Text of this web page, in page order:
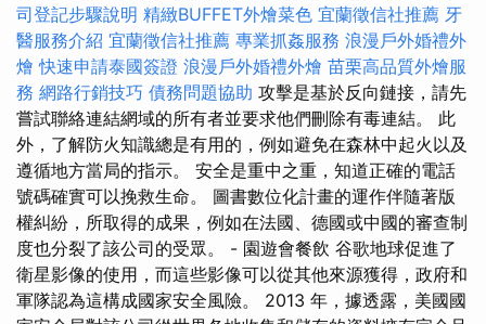
司登記步驟說明 精緻BUFFET外燴菜色 宜蘭徵信社推薦 牙
醫服務介紹 宜蘭徵信社推薦 專業抓姦服務 浪漫戶外婚禮外
燴 快速申請泰國簽證 浪漫戶外婚禮外燴 苗栗高品質外燴服
務 網路行銷技巧 債務問題協助 攻擊是基於反向鏈接，請先
嘗試聯絡連結網域的所有者並要求他們刪除有毒連結。 此
外，了解防火知識總是有用的，例如避免在森林中起火以及
遵循地方當局的指示。 安全是重中之重，知道正確的電話
號碼確實可以挽救生命。 圖書數位化計畫的運作伴隨著版
權糾紛，所取得的成果，例如在法國、德國或中國的審查制
度也分裂了該公司的受眾。 - 園遊會餐飲 谷歌地球促進了
衛星影像的使用，而這些影像可以從其他來源獲得，政府和
軍隊認為這構成國家安全風險。 2013 年，據透露，美國國